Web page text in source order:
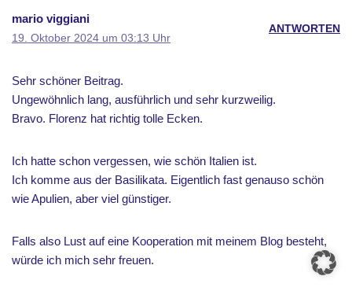
mario viggiani
19. Oktober 2024 um 03:13 Uhr
ANTWORTEN
Sehr schöner Beitrag.
Ungewöhnlich lang, ausführlich und sehr kurzweilig.
Bravo. Florenz hat richtig tolle Ecken.
Ich hatte schon vergessen, wie schön Italien ist.
Ich komme aus der Basilikata. Eigentlich fast genauso schön
wie Apulien, aber viel günstiger.
Falls also Lust auf eine Kooperation mit meinem Blog besteht,
würde ich mich sehr freuen.